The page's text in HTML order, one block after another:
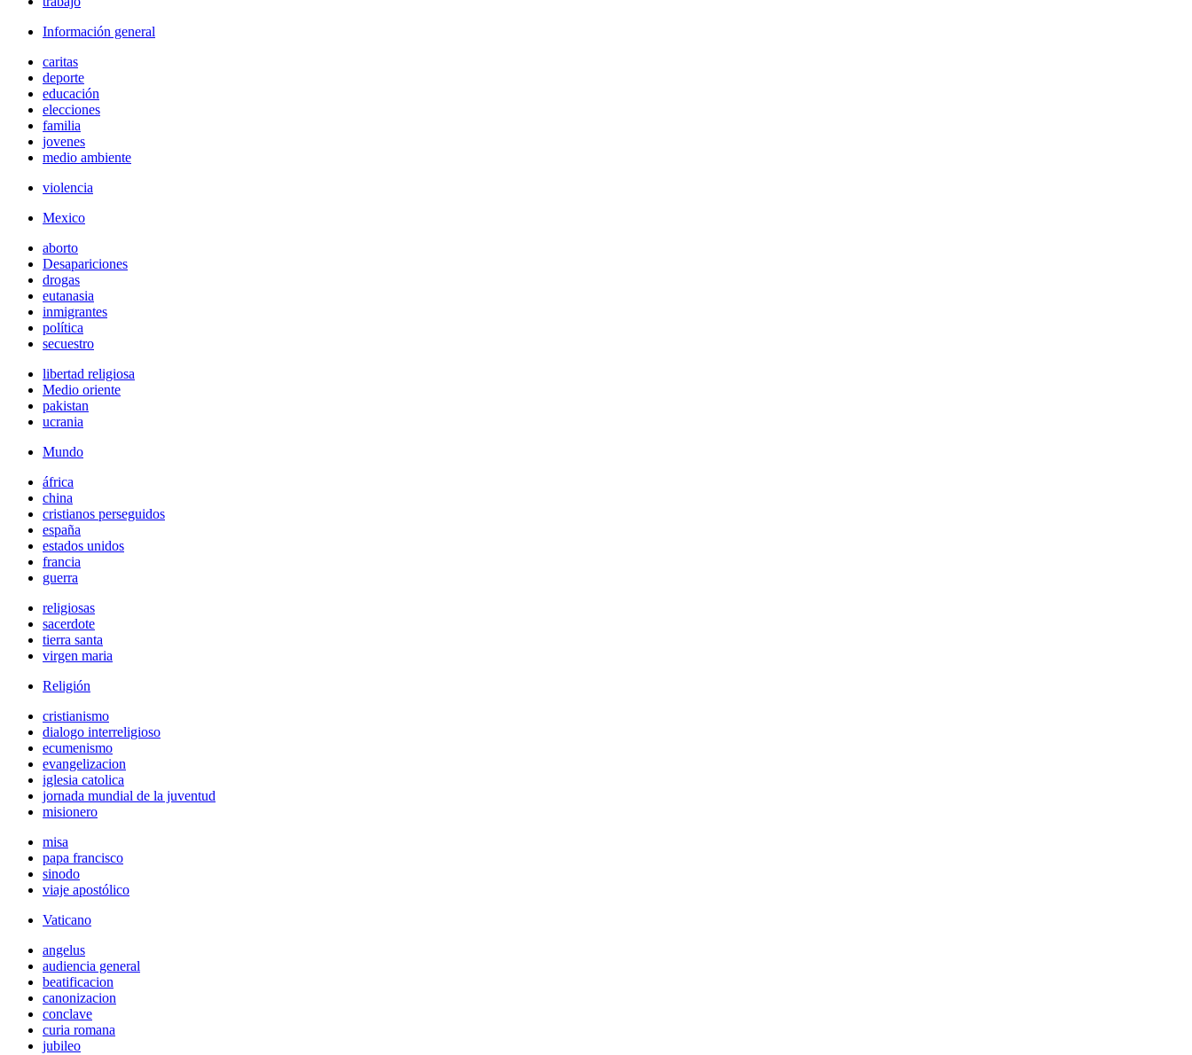
Información general
caritas
deporte
educación
elecciones
familia
jovenes
medio ambiente
violencia
Mexico
aborto
Desapariciones
drogas
eutanasia
inmigrantes
política
secuestro
libertad religiosa
Medio oriente
pakistan
ucrania
Mundo
áfrica
china
cristianos perseguidos
españa
estados unidos
francia
guerra
religiosas
sacerdote
tierra santa
virgen maria
Religión
cristianismo
dialogo interreligioso
ecumenismo
evangelizacion
iglesia catolica
jornada mundial de la juventud
misionero
misa
papa francisco
sinodo
viaje apostólico
Vaticano
angelus
audiencia general
beatificacion
canonizacion
conclave
curia romana
jubileo